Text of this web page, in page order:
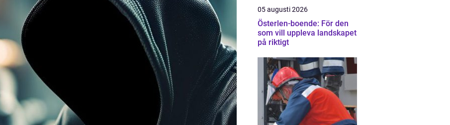
05 augusti 2026
Österlen-boende: För den
som vill uppleva landskapet
på riktigt